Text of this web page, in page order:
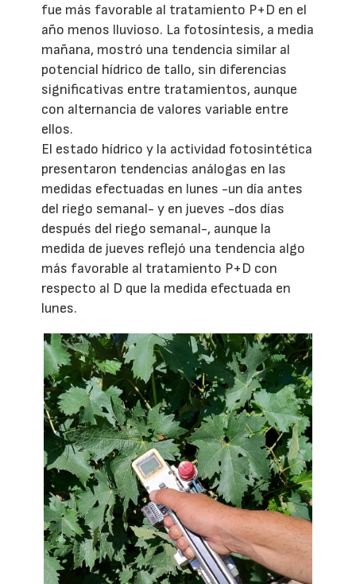
fue más favorable al tratamiento P+D en el
año menos lluvioso. La fotosíntesis, a media
mañana, mostró una tendencia similar al
potencial hídrico de tallo, sin diferencias
significativas entre tratamientos, aunque
con alternancia de valores variable entre
ellos.
El estado hídrico y la actividad fotosintética
presentaron tendencias análogas en las
medidas efectuadas en lunes -un día antes
del riego semanal- y en jueves -dos días
después del riego semanal-, aunque la
medida de jueves reflejó una tendencia algo
más favorable al tratamiento P+D con
respecto al D que la medida efectuada en
lunes.